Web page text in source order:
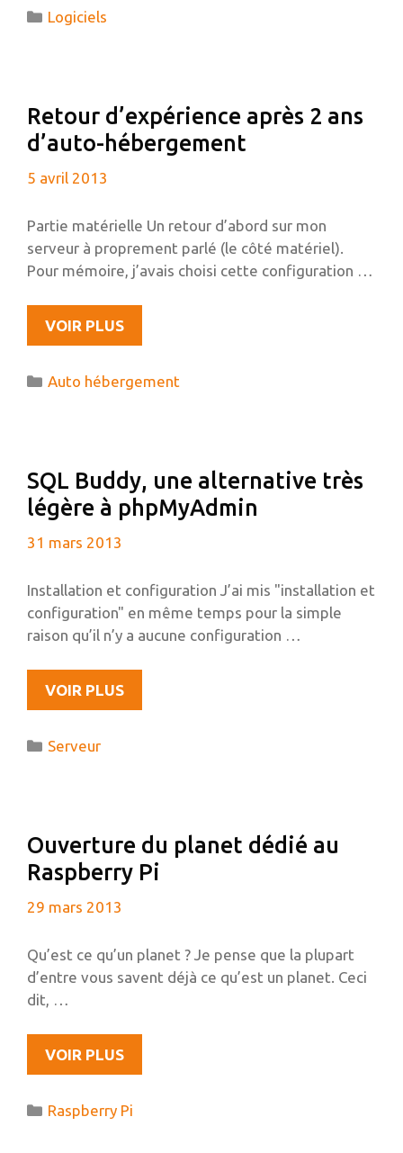
CLÉ
USB
Catégories
Logiciels
Retour d’expérience après 2 ans
d’auto-hébergement
5 avril 2013
Partie matérielle Un retour d’abord sur mon
serveur à proprement parlé (le côté matériel).
Pour mémoire, j’avais choisi cette configuration …
VOIR PLUSRETOUR
D’EXPÉRIENCE
2
Catégories
Auto hébergement
SQL Buddy, une alternative très
légère à phpMyAdmin
31 mars 2013
Installation et configuration J’ai mis "installation et
configuration" en même temps pour la simple
raison qu’il n’y a aucune configuration …
VOIR PLUSSQL
BUDDY,
PHPMYADMIN
Catégories
Serveur
Ouverture du planet dédié au
Raspberry Pi
29 mars 2013
Qu’est ce qu’un planet ? Je pense que la plupart
d’entre vous savent déjà ce qu’est un planet. Ceci
dit, …
VOIR PLUSOUVERTURE
DU
DÉDIÉ
Catégories
Raspberry Pi